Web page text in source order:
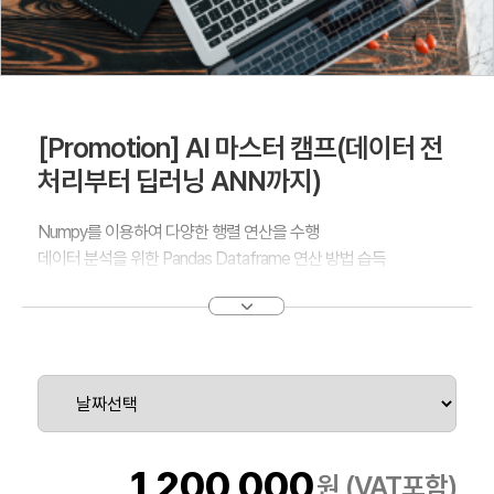
[Promotion] AI 마스터 캠프(데이터 전
처리부터 딥러닝 ANN까지)
Numpy를 이용하여 다양한 행렬 연산을 수행
데이터 분석을 위한 Pandas Dataframe 연산 방법 습득
Tensorflow / Keras 를 활용해서 Multi layer Perceptron 구조 구
원 (VAT포함)